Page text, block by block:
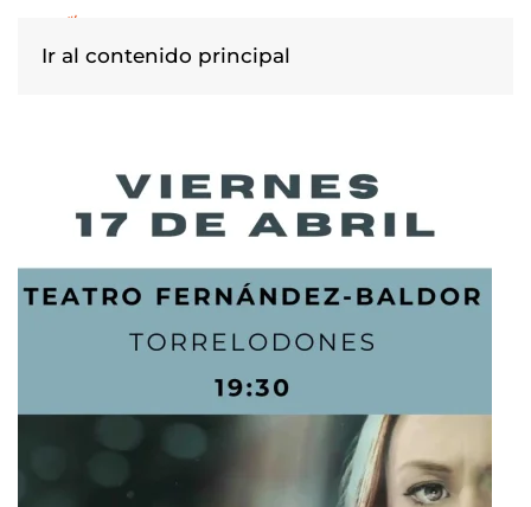
Ir al contenido principal